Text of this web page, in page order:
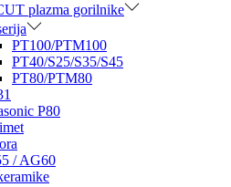
plazma gorilnike
PT100/PTM100
PT40/S25/S35/S45
PT80/PTM80
P80
/ AG60